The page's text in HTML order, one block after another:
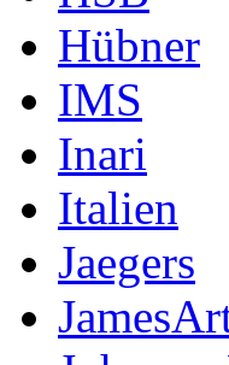
Hübner
IMS
Inari
Italien
Jaegers